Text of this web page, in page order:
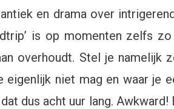
en drama over
is op momenten zelfs
overhoudt. Stel je namelijk
eigenlijk niet mag en waar je
dus acht uur lang.